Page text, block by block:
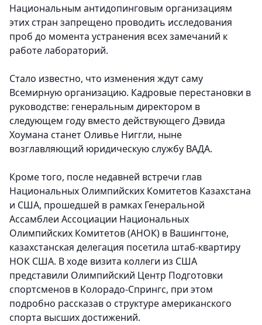
Национальным антидопинговым организациям
этих стран запрещено проводить исследования
проб до момента устранения всех замечаний к
работе лабораторий.
Стало известно, что изменения ждут саму
Всемирную организацию. Кадровые перестановки в
руководстве: генеральным директором в
следующем году вместо действующего Дэвида
Хоумана станет Оливье Ниггли, ныне
возглавляющий юридическую службу ВАДА.
Кроме того, после недавней встречи глав
Национальных Олимпийских Комитетов Казахстана
и США, прошедшей в рамках Генеральной
Ассамблеи Ассоциации Национальных
Олимпийских Комитетов (АНОК) в Вашингтоне,
казахстанская делегация посетила штаб-квартиру
НОК США. В ходе визита коллеги из США
представили Олимпийский Центр Подготовки
спортсменов в Колорадо-Спрингс, при этом
подробно рассказав о структуре американского
спорта высших достижений.